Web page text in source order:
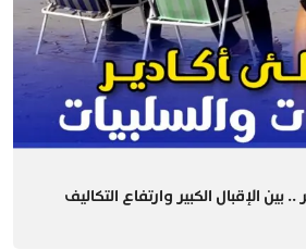
الإقبال الكبير وارتفاع التكاليف